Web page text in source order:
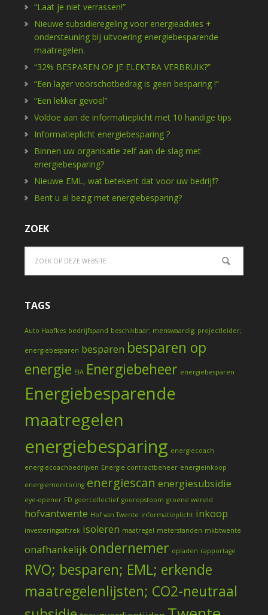
“Laat je niet verrassen!”
Nieuwe subsidieregeling voor energieadvies +
ondersteuning bij uitvoering energiebesparende
maatregelen.
“32% BESPAREN OP JE ELEKTRA VERBRUIK?”
“Een lager voorschotbedrag is geen besparing !”
“Een lekker gevoel”
Voldoe aan de informatieplicht met 10 handige tips
Informatieplicht energiebesparing ?
Binnen uw organisatie zelf aan de slag met
energiebesparing?
Nieuwe EML, wat betekent dat voor uw bedrijf?
Bent u al bezig met energiebesparing?
ZOEK
TAGS
Auto Haafkes bedrijfspand beschikbaar; menswaardig; projectleider;
energiebesparen besparen besparen op
energie EIA Energiebeheer energiebesparen
Energiebesparende
maatregelen
energiebesparing energiecoach
energiecoachbedrijven Energie contractbeheer energieinkoop
energiemonitoring energiescan energiesubsidie
eye-opener FD goorcollectief gooropstoom groene wereld
hofvantwente Hof van Twente informatieplicht inkoop
investeringsaftrek isoleren maatregel meterstanden mkbtwente
onafhankelijk ondernemer opladen rapportage
RVO; besparen; EML; erkende
maatregelenlijsten; CO2-neutraal